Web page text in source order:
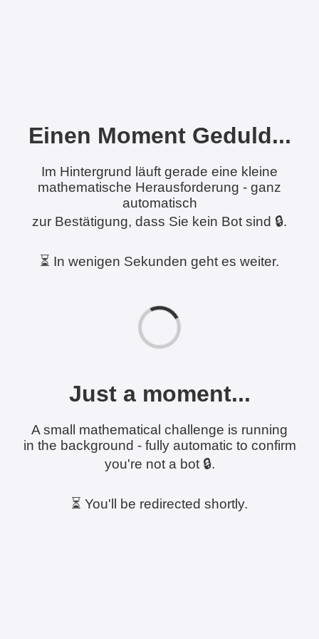
Einen Moment Geduld...
Im Hintergrund läuft gerade eine kleine
mathematische Herausforderung - ganz
automatisch
zur Bestätigung, dass Sie kein Bot sind 🔒.
⏳ In wenigen Sekunden geht es weiter.
Just a moment...
A small mathematical challenge is running
in the background - fully automatic to confirm
you're not a bot 🔒.
⏳ You'll be redirected shortly.